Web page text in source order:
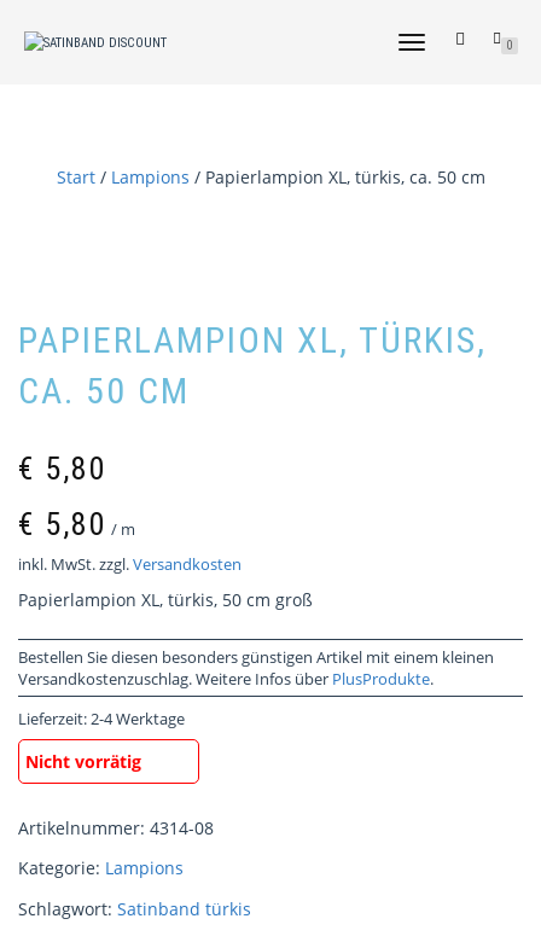
NAVIGATION
0
Start/ Lampions / Papierlampion XL, türkis, ca. 50 cm
PAPIERLAMPION XL, TÜRKIS,
CA. 50 CM
€ 5,80
€ 5,80 / m
inkl. MwSt.zzgl.Versandkosten
Papierlampion XL, türkis, 50 cm groß
Bestellen Sie diesen besonders günstigen Artikel mit einem kleinen
Versandkostenzuschlag. Weitere Infos über PlusProdukte.
Lieferzeit:2-4 Werktage
Nicht vorrätig
Artikelnummer: 4314-08
Kategorie: Lampions
Schlagwort: Satinband türkis